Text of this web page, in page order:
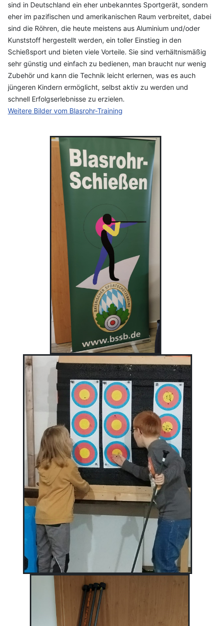
sind in Deutschland ein eher unbekanntes Sportgerät, sondern
eher im pazifischen und amerikanischen Raum verbreitet, dabei
sind die Röhren, die heute meistens aus Aluminium und/oder
Kunststoff hergestellt werden, ein toller Einstieg in den
Schießsport und bieten viele Vorteile. Sie sind verhältnismäßig
sehr günstig und einfach zu bedienen, man braucht nur wenig
Zubehör und kann die Technik leicht erlernen, was es auch
jüngeren Kindern ermöglicht, selbst aktiv zu werden und
schnell Erfolgserlebnisse zu erzielen.
Weitere Bilder vom Blasrohr-Training